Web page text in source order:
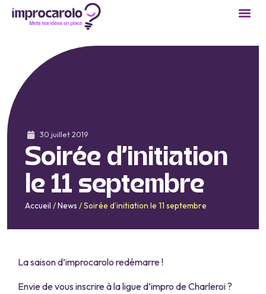
30 juillet 2019
Soirée d’initiation
le 11 septembre
Accueil /News /Soirée d’initiation le 11 septembre
La saison d’improcarolo redémarre !
Envie de vous inscrire à la ligue d’impro de Charleroi ?